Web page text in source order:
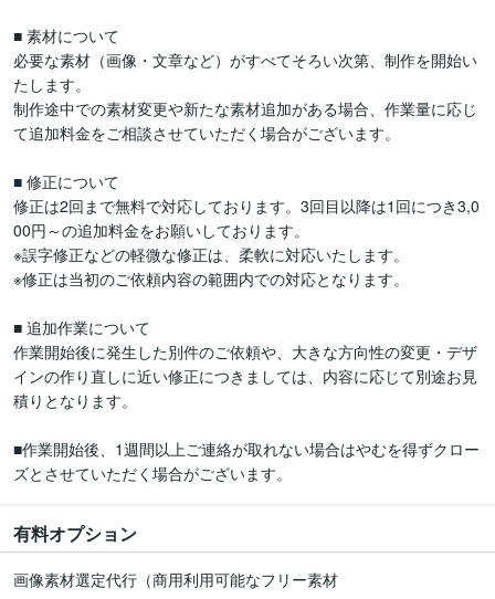
■ 素材について
必要な素材（画像・文章など）がすべてそろい次第、制作を開始い
たします。
制作途中での素材変更や新たな素材追加がある場合、作業量に応じ
て追加料金をご相談させていただく場合がございます。
■ 修正について
修正は2回まで無料で対応しております。3回目以降は1回につき3,0
00円～の追加料金をお願いしております。
※誤字修正などの軽微な修正は、柔軟に対応いたします。
※修正は当初のご依頼内容の範囲内での対応となります。
■ 追加作業について
作業開始後に発生した別件のご依頼や、大きな方向性の変更・デザ
インの作り直しに近い修正につきましては、内容に応じて別途お見
積りとなります。
■作業開始後、1週間以上ご連絡が取れない場合はやむを得ずクロー
ズとさせていただく場合がございます。
有料オプション
画像素材選定代行（商用利用可能なフリー素材